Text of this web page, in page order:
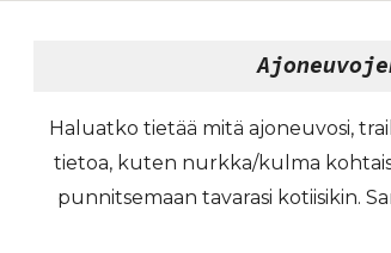
Haluatko tietää mitä ajoneuvosi,
tietoa, kuten nurkka/kulma
punnitsemaan tavarasi kotiisikin.